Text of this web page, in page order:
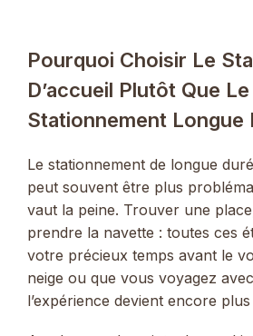
Pourquoi Choisir Le
D’accueil Plutôt Que Le
Stationnement Longue
Le stationnement de longue
peut souvent être plus
vaut la peine. Trouver une
prendre la navette : toutes ces
votre précieux temps avant le
neige ou que vous voyagez
l’expérience devient encore